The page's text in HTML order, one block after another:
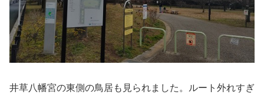
井草八幡宮の東側の鳥居も見られました。ルート外れすぎ